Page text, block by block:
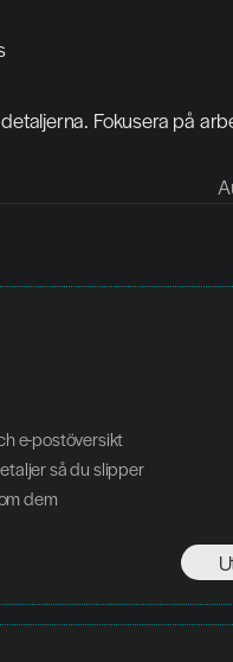
Fokusera på
e-postöversikt
så du slipper
dem